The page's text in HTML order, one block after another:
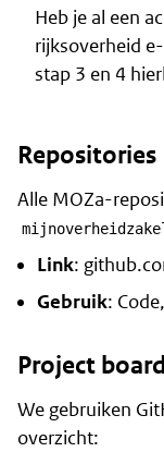
Heb je al een
rijksoverheid
stap 3 en 4
Repositories
Alle MOZa-
Link:
Gebruik:
Project
We gebruiken
overzicht: